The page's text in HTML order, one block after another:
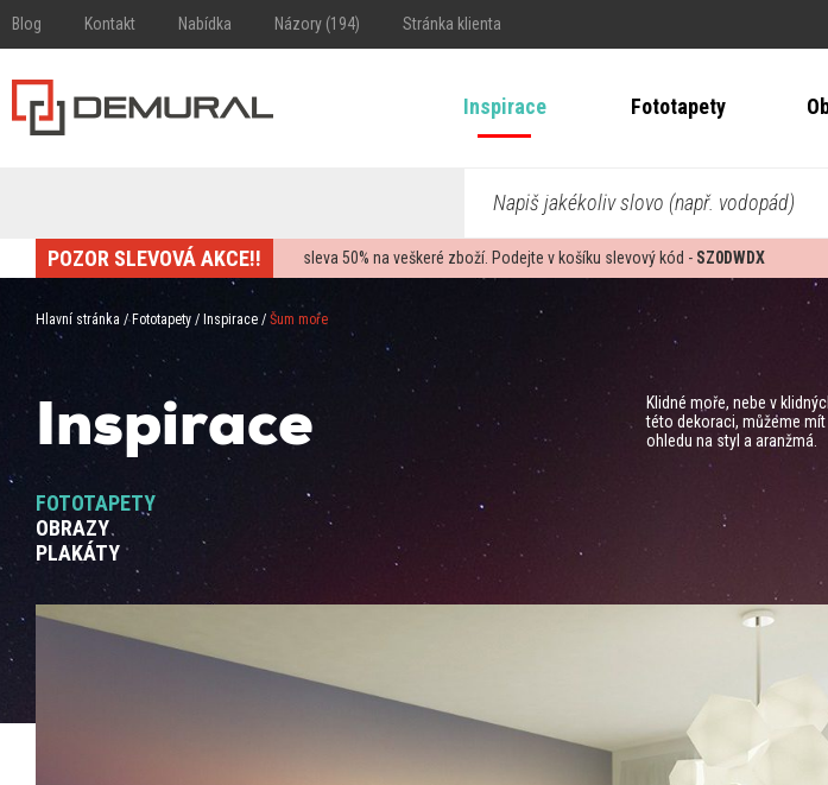
Blog Kontakt Nabídka Názory (194) Stránka klienta
Inspirace Fototapety
Napiš jakékoliv slovo (např. vodopád)
POZOR SLEVOVÁ AKCE!! sleva50% na veškeré zboží. Podejte v košíku slevový kód - SZ0DWDX
Hlavní stránka / Fototapety / Inspirace / Šum moře
Inspirace
FOTOTAPETY
OBRAZY
PLAKÁTY
Klidné moře, nebe v
této dekoraci, můžeme
ohledu na styl a aranžmá.